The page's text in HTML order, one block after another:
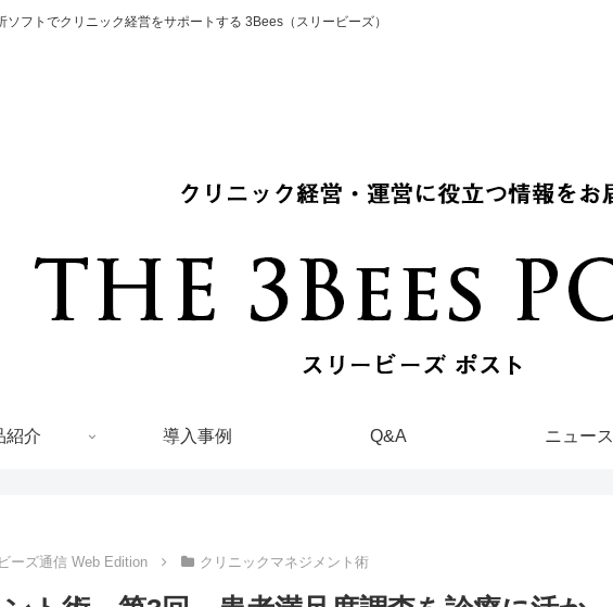
フトでクリニック経営をサポートする 3Bees（スリービーズ）
紹介 導入事例 Q&A ニュース
ーズ通信 Web Edition クリニックマネジメント術